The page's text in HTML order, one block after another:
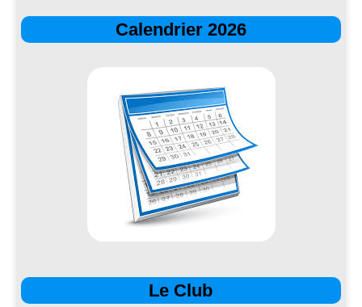
Calendrier 2026
Le Club